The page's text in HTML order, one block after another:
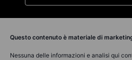
Questo contenuto è materiale di
Nessuna delle informazioni e analisi qui